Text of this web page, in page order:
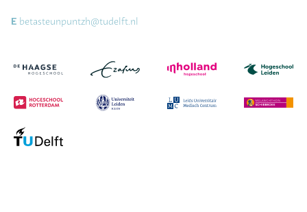
E betasteunpuntzh@tudelft.nl